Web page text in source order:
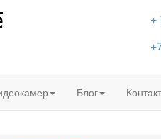
+
Блог